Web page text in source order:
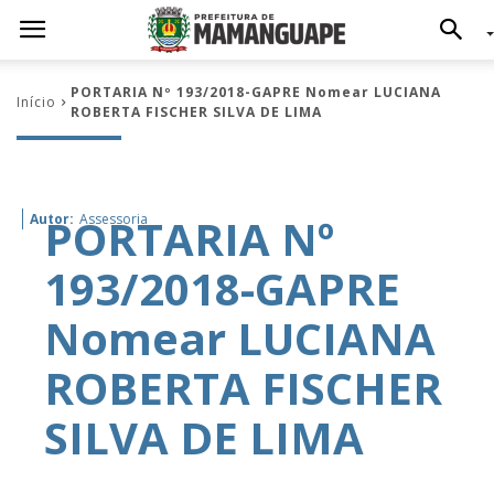
Início
PORTARIA Nº 193/2018-GAPRE Nomear LUCIANA
ROBERTA FISCHER SILVA DE LIMA
Autor: Assessoria
PORTARIA Nº
193/2018-GAPRE
Nomear LUCIANA
ROBERTA FISCHER
SILVA DE LIMA